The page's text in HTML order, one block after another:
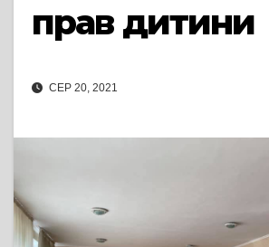
прав дитини
СЕР 20, 2021